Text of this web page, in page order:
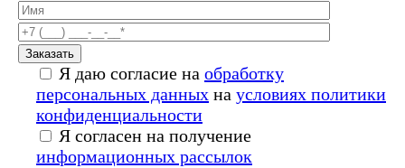
Заказать
Я даю согласие на обработку
персональных данных на условиях политики
конфиденциальности
Я согласен на получение
информационных рассылок